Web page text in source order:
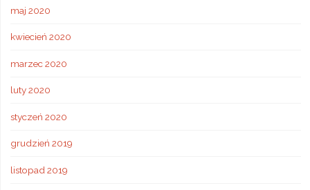
maj 2020
kwiecień 2020
marzec 2020
luty 2020
styczeń 2020
grudzień 2019
listopad 2019